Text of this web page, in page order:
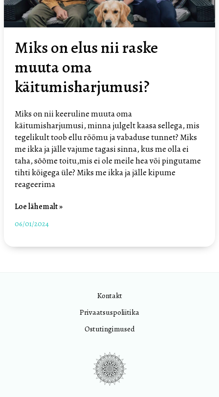
Miks on elus nii raske
muuta oma
käitumisharjumusi?
Miks on nii keeruline muuta oma
käitumisharjumusi, minna julgelt kaasa sellega, mis
tegelikult toob ellu rõõmu ja vabaduse tunnet? Miks
me ikka ja jälle vajume tagasi sinna, kus me olla ei
taha, sööme toitu,mis ei ole meile hea või pingutame
tihti kõigega üle? Miks me ikka ja jälle kipume
reageerima
Loe lähemalt »
06/01/2024
Kontakt
Privaatsuspoliitika
Ostutingimused